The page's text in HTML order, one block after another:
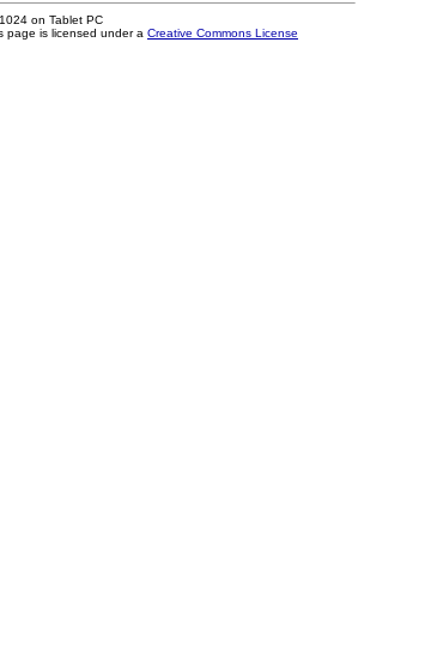
on Tablet PC
page is licensed under a Creative Commons License